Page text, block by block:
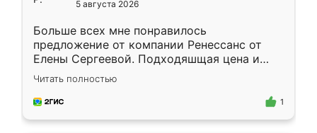
5 августа 2026
Больше всех мне понравилось
предложение от компании Ренессанс от
Елены Сергеевой. Подходяшщая цена и
короткие сроки изготовления. Приехавший
для замера сотрудник Владислав
предложил по моему эскизу самый
Читать полностью
1